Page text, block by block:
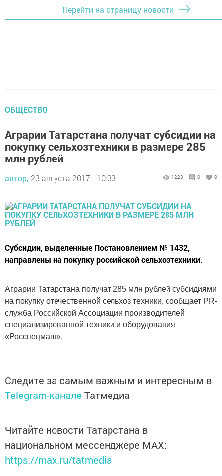
Перейти на страницу новости
ОБЩЕСТВО
Аграрии Татарстана получат субсидии на
покупку сельхозтехники в размере 285
млн рублей
автор, 23 августа 2017 - 10:33 1223 0 0
Субсидии, выделенные Постановлением № 1432,
направлены на покупку российской сельхозтехники.
Аграрии Татарстана получат 285 млн рублей субсидиями
на покупку отечественной сельхоз техники, сообщает PR-
служба Российской Ассоциации производителей
специализированной техники и оборудования
«Росспецмаш».
Следите за самым важным и интересным в
Telegram-канале Татмедиа
Читайте новости Татарстана в
национальном мессенджере MАХ:
https://max.ru/tatmedia